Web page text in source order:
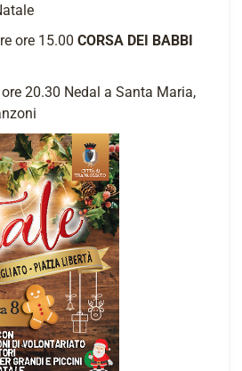
ore 15.00 CORSA DEI BABBI
20.30 Nedal a Santa Maria,